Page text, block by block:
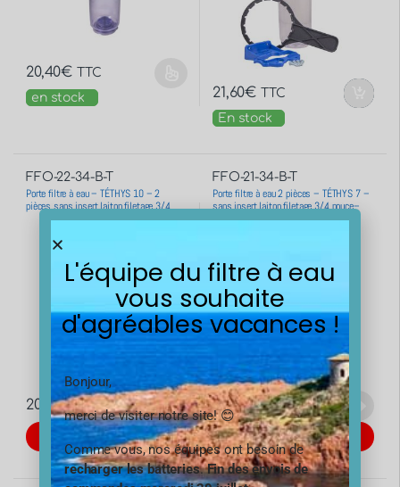
20,40€ TTC
en stock
21,60€ TTC
En stock
FFO-22-34-B-T
Porte filtre à eau – TÉTHYS 10 – 2
pièces sans insert laiton filetage 3/4
pouce – 20×27
20,40€ TTC
Rupture de stock
FFO-21-34-B-T
Porte filtre à eau 2 pièces – TÉTHYS 7 –
sans insert laiton filetage 3/4 pouce–
20×27
20,40€ TTC
Rupture de stock
L'équipe du filtre à eau
vous souhaite
d'agréables vacances !
Bonjour,
merci de visiter notre site! 😊
Comme vous, nos équipes ont besoin de
recharger les batteries.Fin des envois de